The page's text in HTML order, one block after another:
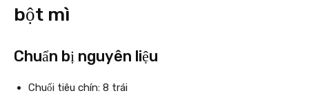
bột mì
Chuẩn bị nguyên liệu
Chuối tiêu chín: 8 trái